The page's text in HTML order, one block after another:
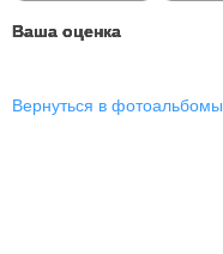
Ваша оценка
Вернуться в фотоальбомы